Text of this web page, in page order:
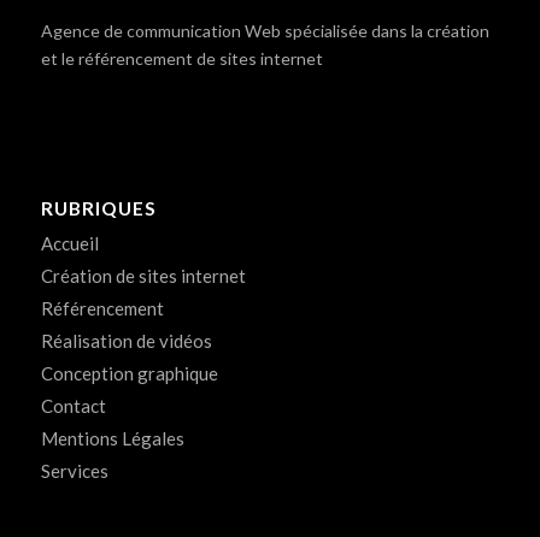
Agence de communication Web spécialisée dans la création
et le référencement de sites internet
RUBRIQUES
Accueil
Création de sites internet
Référencement
Réalisation de vidéos
Conception graphique
Contact
Mentions Légales
Services